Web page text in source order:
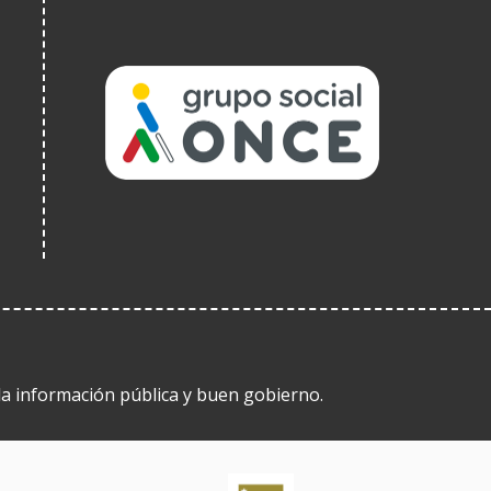
información pública y buen gobierno.